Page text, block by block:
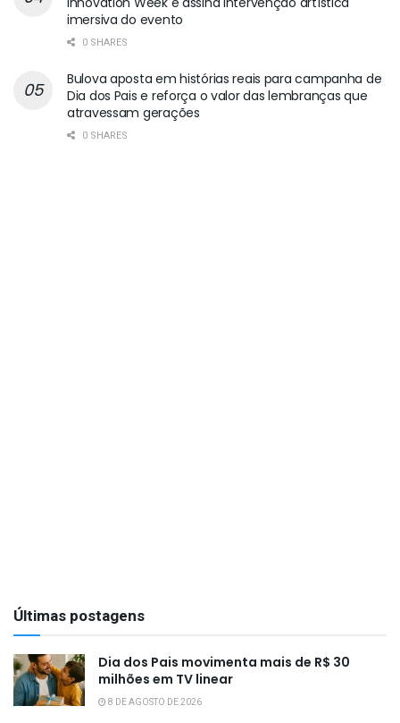
imersiva do evento
0 SHARES
Bulova aposta em histórias reais para campanha de
Dia dos Pais e reforça o valor das lembranças que
atravessam gerações
0 SHARES
Últimas postagens
Dia dos Pais movimenta mais de R$ 30
milhões em TV linear
8 DE AGOSTO DE 2026